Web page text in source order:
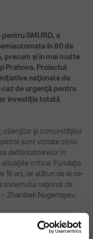
SMURD, a
în 80 de
şi în mai multe
Prahova. Proiectul
naţionale de
de urgenţă pentru
investiţia totală
clienţilor şi comunităţilor
sunt vizitate zilnic
defibrilatoarelor în
situaţiile critice. Fundaţia
ani, iar alături de ei ne-
sistemului naţional de
Zhanibek Nugertayev,
tranzitate – staţii
autostrăzi şi spaţii